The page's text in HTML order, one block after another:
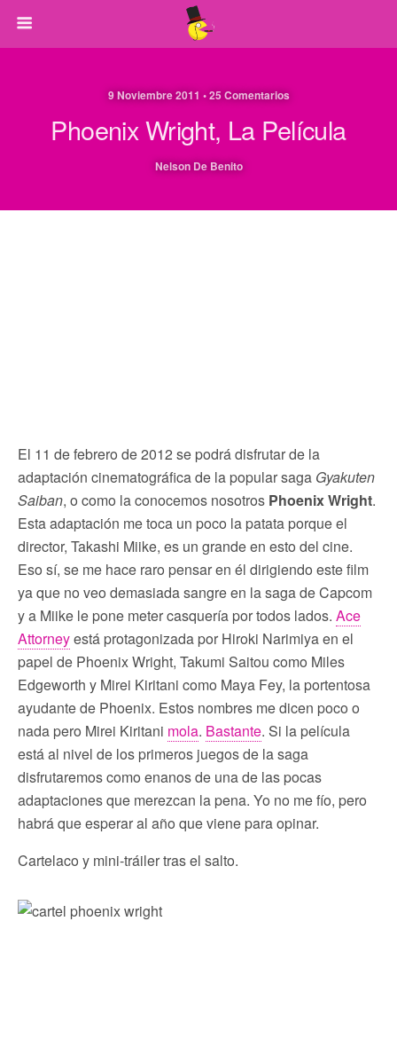
9 Noviembre 2011 • 25 Comentarios
Phoenix Wright, La Película
Nelson De Benito
El 11 de febrero de 2012 se podrá disfrutar de la
adaptación cinematográfica de la popular saga Gyakuten
Saiban, o como la conocemos nosotros Phoenix Wright.
Esta adaptación me toca un poco la patata porque el
director, Takashi Miike, es un grande en esto del cine.
Eso sí, se me hace raro pensar en él dirigiendo este film
ya que no veo demasiada sangre en la saga de Capcom
y a Miike le pone meter casquería por todos lados. Ace
Attorneyestá protagonizada por Hiroki Narimiya en el
papel de Phoenix Wright, Takumi Saitou como Miles
Edgeworth y Mirei Kiritani como Maya Fey, la portentosa
ayudante de Phoenix. Estos nombres me dicen poco o
nada pero Mirei Kiritani mola. Bastante. Si la película
está al nivel de los primeros juegos de la saga
disfrutaremos como enanos de una de las pocas
adaptaciones que merezcan la pena. Yo no me fío, pero
habrá que esperar al año que viene para opinar.
Cartelaco y mini-tráiler tras el salto.